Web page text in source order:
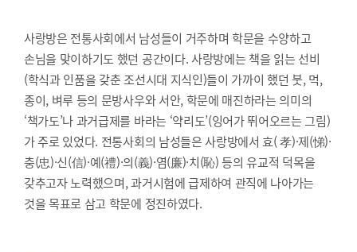
사랑방은 전통사회에서 남성들이 거주하며 학문을 수양하고
손님을 맞이하기도 했던 공간이다. 사랑방에는 책을 읽는 선비
(학식과 인품을 갖춘 조선시대 지식인)들이 가까이 했던 붓, 먹,
종이, 벼루 등의 문방사우와 서안, 학문에 매진하라는 의미의
‘책가도’나 과거급제를 바라는 ‘약리도’(잉어가 뛰어오르는 그림)
가 주로 있었다. 전통사회의 남성들은 사랑방에서 효( 孝)·제(悌)·
충(忠)·신(信)·예(禮)·의(義)·염(廉)·치(恥) 등의 유교적 덕목을
갖추고자 노력했으며, 과거시험에 급제하여 관직에 나아가는
것을 목표로 삼고 학문에 정진하였다.